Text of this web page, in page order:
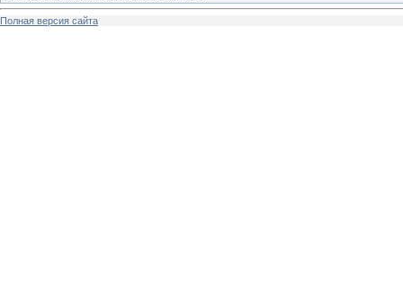
Полная версия сайта